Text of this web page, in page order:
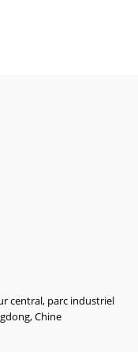
central, parc industriel
Chine